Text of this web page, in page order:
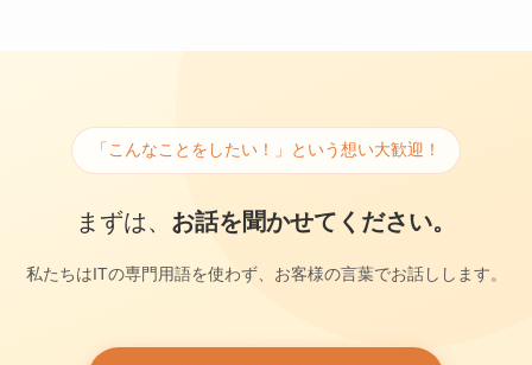
「こんなことをしたい！」という想い大歓迎！
まずは、 お話を聞かせてください。
私たちはITの専門用語を使わず、お客様の言葉でお話しします。